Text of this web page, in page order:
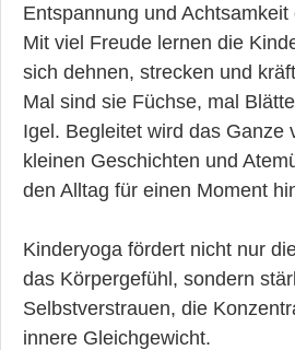
Entspannung und Achtsamkeit
Mit viel Freude lernen die
sich dehnen, strecken und
Mal sind sie Füchse, mal
Igel. Begleitet wird das Ganze
kleinen Geschichten und
den Alltag für einen Moment
Kinderyoga fördert nicht nur
das Körpergefühl, sondern
Selbstverstrauen, die
innere Gleichgewicht.